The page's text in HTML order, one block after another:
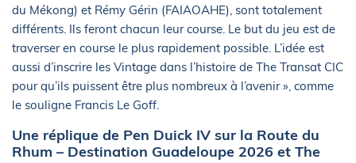
du Mékong) et Rémy Gérin (FAIAOAHE), sont totalement
différents. Ils feront chacun leur course. Le but du jeu est de
traverser en course le plus rapidement possible. L’idée est
aussi d’inscrire les Vintage dans l’histoire de The Transat CIC
pour qu’ils puissent être plus nombreux à l’avenir », comme
le souligne Francis Le Goff.
Une réplique de Pen Duick IV sur la Route du
Rhum – Destination Guadeloupe 2026 et The